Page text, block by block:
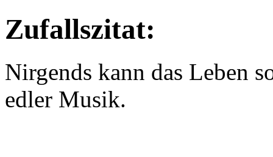
Zufallszitat:
Nirgends kann das Leben
edler Musik.